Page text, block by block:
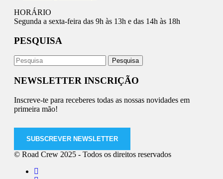
HORÁRIO
Segunda a sexta-feira das 9h às 13h e das 14h às 18h
PESQUISA
NEWSLETTER INSCRIÇÃO
Inscreve-te para receberes todas as nossas novidades em
primeira mão!
SUBSCREVER NEWSLETTER
© Road Crew 2025 - Todos os direitos reservados